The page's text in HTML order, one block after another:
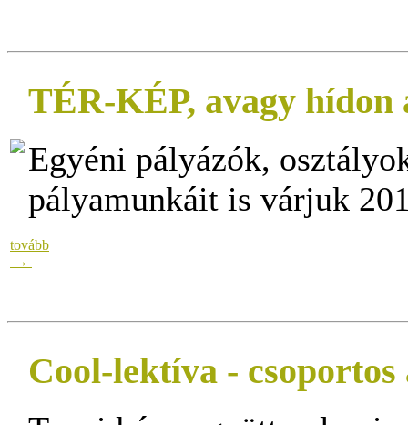
TÉR-KÉP, avagy
Egyéni pályázók,
pályamunkáit is várjuk
tovább
→
Cool-lektíva -